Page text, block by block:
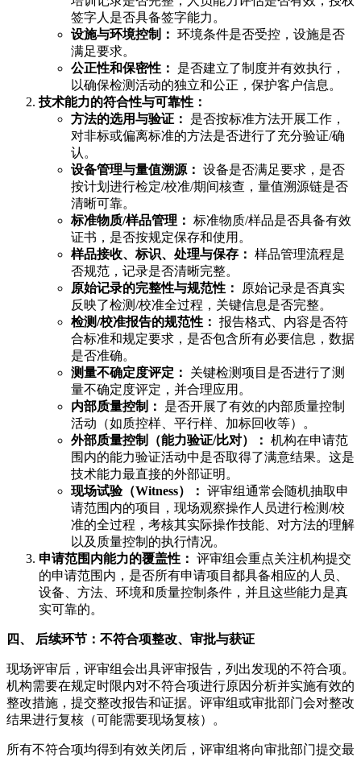
签字人是否具备签字能力。
设施与环境控制： 环境条件是否受控，设施是否
满足要求。
公正性和保密性：
是否建立了制度并有效执行，
以确保检测活动的独立和公正，保护客户信息。
技术能力的符合性与可靠性：
方法的选用与验证：
是否按标准方法开展工作，
对非标或偏离标准的方法是否进行了充分验证/确
认。
设备管理与量值溯源： 设备是否满足要求，是否
按计划进行检定/校准/期间核查，量值溯源链是否
清晰可靠。
标准物质/样品管理： 标准物质/样品是否具备有效
证书，是否按规定保存和使用。
样品接收、标识、处理与保存： 样品管理流程是
否规范，记录是否清晰完整。
原始记录的完整性与规范性：
原始记录是否真实
反映了检测/校准全过程，关键信息是否完整。
检测/校准报告的规范性： 报告格式、内容是否符
合标准和规定要求，是否包含所有必要信息，数据
是否准确。
测量不确定度评定：
关键检测项目是否进行了测
量不确定度评定，并合理应用。
内部质量控制：
是否开展了有效的内部质量控制
活动（如质控样、平行样、加标回收等）。
外部质量控制（能力验证/比对）： 机构在申请范
围内的能力验证活动中是否取得了满意结果。这是
技术能力最直接的外部证明。
现场试验（Witness）： 评审组通常会随机抽取申
请范围内的项目，现场观察操作人员进行检测/校
准的全过程，考核其实际操作技能、对方法的理解
以及质量控制的执行情况。
申请范围内能力的覆盖性： 评审组会重点关注机构提交
的申请范围内，是否所有申请项目都具备相应的人员、
设备、方法、环境和质量控制条件，并且这些能力是真
实可靠的。
四、 后续环节：不符合项整改、审批与获证
现场评审后，评审组会出具评审报告，列出发现的不符合项。
机构需要在规定时限内对不符合项进行原因分析并实施有效的
整改措施，提交整改报告和证据。评审组或审批部门会对整改
结果进行复核（可能需要现场复核）。
所有不符合项均得到有效关闭后，评审组将向审批部门提交最